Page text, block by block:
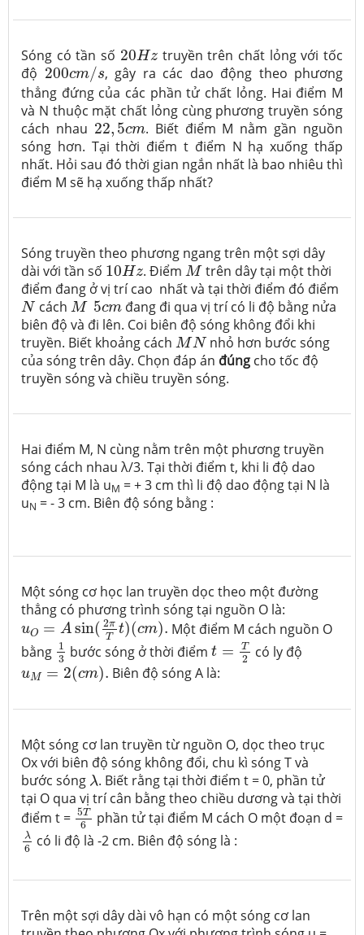
Sóng có tần số 20Hz
20Hztruyền trên chất lỏng với tốc
độ 200cm/s
200cm/s, gây ra các dao động theo phương
thẳng đứng của các phần tử chất lỏng. Hai điểm M
và N thuộc mặt chất lỏng cùng phương truyền sóng
cách nhau 22, 5cm
22,5cm. Biết điểm M nằm gần nguồn
sóng hơn. Tại thời điểm t điểm N hạ xuống thấp
nhất. Hỏi sau đó thời gian ngắn nhất là bao nhiêu thì
điểm M sẽ hạ xuống thấp nhất?
Sóng truyền theo phương ngang trên một sợi dây
dài với tần số 10Hz
10Hz. ĐiểmM
Mtrên dây tại một thời
điểm đang ở vị trí cao nhất và tại thời điểm đó điểm
N
N cách M
M 5cm
5cm đang đi qua vị trí có li độ bằng nửa
biên độ và đi lên. Coi biên độ sóng không đổi khi
truyền. Biết khoảng cách M N
MN nhỏ hơn bước sóng
của sóng trên dây. Chọn đáp án đúng cho tốc độ
truyền sóng và chiều truyền sóng.
Hai điểm M, N cùng nằm trên một phương truyền
sóng cách nhau λ/3. Tại thời điểm t, khi li độ dao
động tại M là uM = + 3 cm thì li độ dao động tại N là
uN = - 3 cm. Biên độ sóng bằng :
Một sóng cơ học lan truyền dọc theo một đường
thẳng có phương trình sóng tại nguồn O là:
uO = A sin( 2π
T
t)(cm).
uO=Asin(2πTt)(cm). Một điểm M cách nguồn O
bằng 1
3
1 3bước sóng ở thời điểmt = T
2
t=T2 có ly độ
uM = 2(cm).
u = 2(cm). Biên độ sóng A là:
Một sóng cơ lan truyền từ nguồn O, dọc theo trục
Ox với biên độ sóng không đổi, chu kì sóng T và
bước sóng λ
λ. Biết rằng tại thời điểm t = 0, phần tử
tại O qua vị trí cân bằng theo chiều dương và tại thời
điểm t = 5T
6
5T6phần tử tại điểm M cách O một đoạn d =
λ
6
λ6 có li độ là -2 cm. Biên độ sóng là :
Trên một sợi dây dài vô hạn có một sóng cơ lan